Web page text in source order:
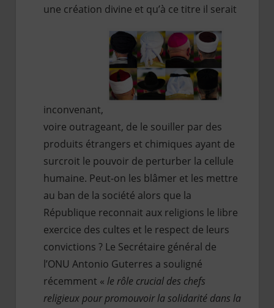
une création divine et qu’à ce titre il serait
inconvenant,
voire outrageant, de le souiller par des
produits étrangers et chimiques ayant de
surcroit le pouvoir de perturber la cellule
humaine. Peut-on les blâmer et les mettre
au ban de la société alors que la
République reconnait aux religions le libre
exercice des cultes et le respect de leurs
convictions ? Le Secrétaire général de
l’ONU Antonio Guterres a souligné
récemment « le rôle crucial des chefs
religieux pour promouvoir la solidarité dans la